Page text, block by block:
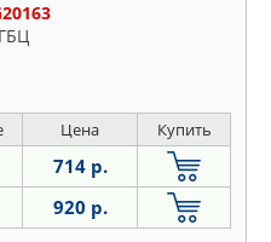
Цена Купить
714 р.
920 р.